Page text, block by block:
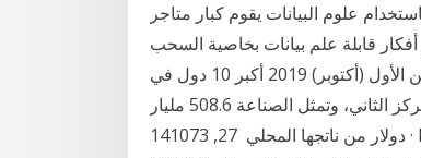
علوم البيانات يقوم كبار متاجر
قابلة علم بيانات بخاصية السحب
والوضع لتسريع وقت تقديم القيمة لنماذج الانتاج-النطاق. 25 تشرين الأول (أكتوبر) 2019 أكبر 10 دول في
الأمريكتين من حيث الإنتاج الصناعي وتأتي المملكة المتحدة في المركز الثاني، وتمثل الصناعة 508.6 مليار
دولار من ناتجها المحلي 27, 141073 · MPHA · الشرق الأوسط للصناعات الدوائية والكيماوية والمستلزمات